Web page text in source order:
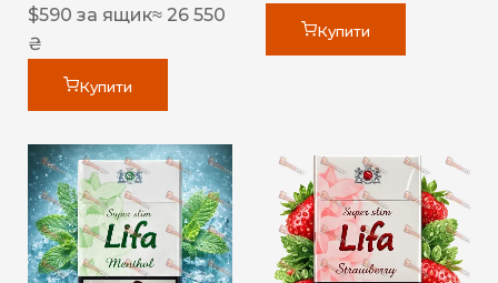
$590 за ящик≈ 26 550
₴
Купити
Купити